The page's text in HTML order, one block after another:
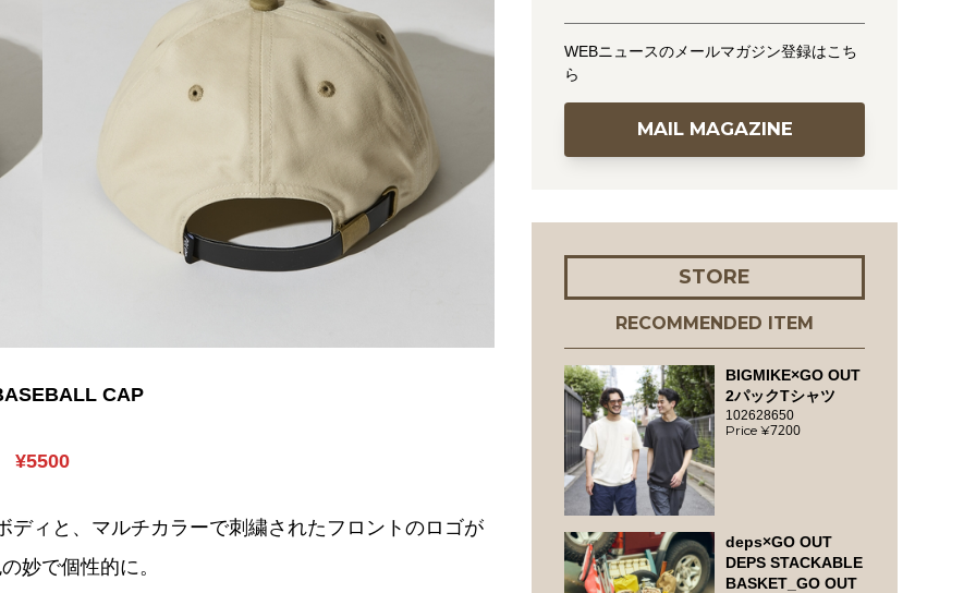
CAP
¥5500
ィと、マルチカラーで刺繍されたフロントのロゴが
妙で個性的に。
WEBニュースのメールマガジン登録はこち
ら
MAIL MAGAZINE
STORE
RECOMMENDED ITEM
BIGMIKE×GO OUT
2パックTシャツ
102628650
7200
deps×GO OUT
DEPS STACKABLE
BASKET_GO OUT